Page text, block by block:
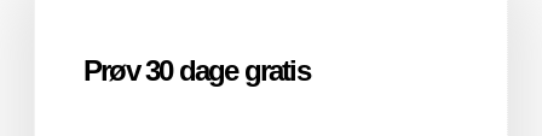
Prøv 30 dage gratis